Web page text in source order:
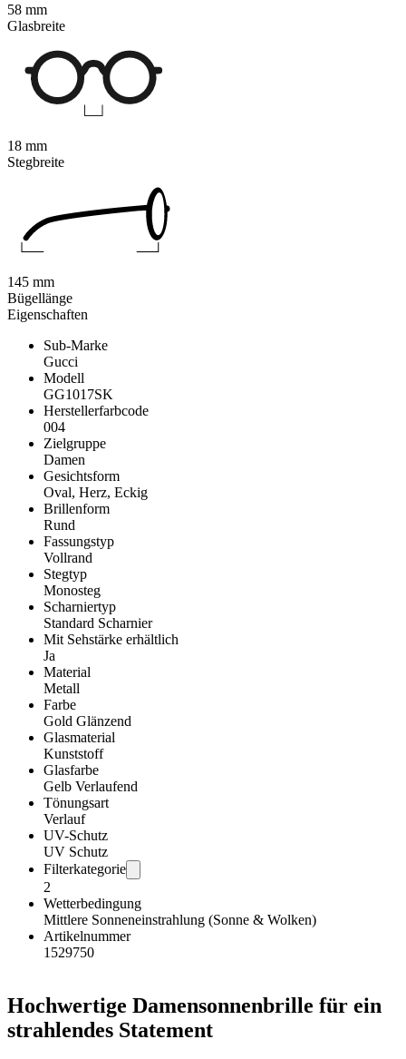
Eigenschaften
Sub-Marke
Gucci
Modell
GG1017SK
Herstellerfarbcode
004
Zielgruppe
Damen
Gesichtsform
Oval, Herz, Eckig
Brillenform
Rund
Fassungstyp
Vollrand
Stegtyp
Monosteg
Scharniertyp
Standard Scharnier
Mit Sehstärke erhältlich
Ja
Material
Metall
Farbe
Gold Glänzend
Glasmaterial
Kunststoff
Glasfarbe
Gelb Verlaufend
Tönungsart
Verlauf
UV-Schutz
UV Schutz
Filterkategorie
2
Wetterbedingung
Mittlere Sonneneinstrahlung (Sonne & Wolken)
Artikelnummer
1529750
Hochwertige Damensonnenbrille für ein
strahlendes Statement
58 mm
Glasbreite
18 mm
Stegbreite
145 mm
Bügellänge